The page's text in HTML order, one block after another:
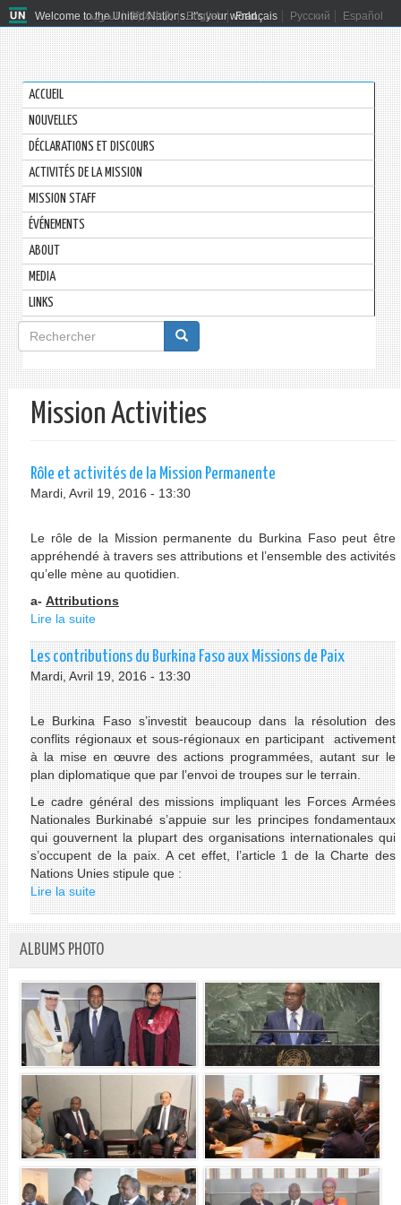
Welcome to the United Nations. It's your world.
العربية 简体中文 English Français Русский Español
ACCUEIL
NOUVELLES
DÉCLARATIONS ET DISCOURS
ACTIVITÉS DE LA MISSION
MISSION STAFF
ÉVÉNEMENTS
ABOUT
MEDIA
LINKS
Formulaire
de
recherche
Rechercher
Mission Activities
Rôle et activités de la Mission Permanente
Mardi, Avril 19, 2016 - 13:30
Le rôle de la Mission permanente du Burkina Faso peut être
appréhendé à travers ses attributions et l’ensemble des activités
qu’elle mène au quotidien.
a- Attributions
Lire la suitede
et
activités
de
la
Mission
Permanente
Les contributions du Burkina Faso aux Missions de Paix
Mardi, Avril 19, 2016 - 13:30
Le Burkina Faso s’investit beaucoup dans la résolution des
conflits régionaux et sous-régionaux en participant activement
à la mise en œuvre des actions programmées, autant sur le
plan diplomatique que par l’envoi de troupes sur le terrain.
Le cadre général des missions impliquant les Forces Armées
Nationales Burkinabé s’appuie sur les principes fondamentaux
qui gouvernent la plupart des organisations internationales qui
s’occupent de la paix. A cet effet, l’article 1 de la Charte des
Nations Unies stipule que :
Lire la suitede
Les
contributions
du
Faso
aux
Missions
de
Paix
ALBUMS PHOTO